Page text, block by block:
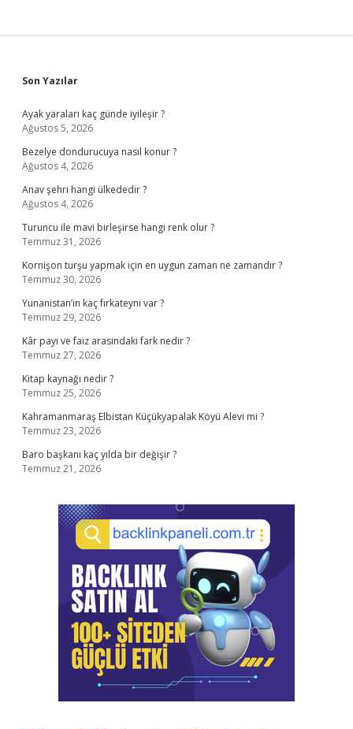
Sidebar
Son Yazılar
Ayak yaraları kaç günde iyileşir ?
Ağustos 5, 2026
Bezelye dondurucuya nasıl konur ?
Ağustos 4, 2026
Anav şehri hangi ülkededir ?
Ağustos 4, 2026
Turuncu ile mavi birleşirse hangi renk olur ?
Temmuz 31, 2026
Kornişon turşu yapmak için en uygun zaman ne zamandır ?
Temmuz 30, 2026
Yunanistan’ın kaç fırkateyni var ?
Temmuz 29, 2026
Kâr payı ve faiz arasındaki fark nedir ?
Temmuz 27, 2026
Kitap kaynağı nedir ?
Temmuz 25, 2026
Kahramanmaraş Elbistan Küçükyapalak Köyü Alevi mi ?
Temmuz 23, 2026
Baro başkanı kaç yılda bir değişir ?
Temmuz 21, 2026